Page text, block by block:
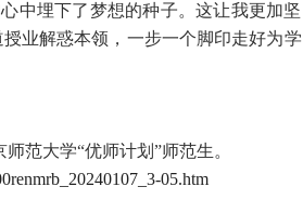
中埋下了梦想的种子。这让我更加坚
业解惑本领，一步一个脚印走好为学
范大学“优师计划”师范生。
05.htm